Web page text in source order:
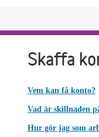
Skaffa
Vem kan få konto?
Vad är skillnaden
Hur gör jag som